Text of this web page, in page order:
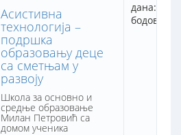
Асистивна
технологија –
подршка
образовању деце
са сметњам у
развоју
Школа за основно и
средње образовање
Милан Петровић са
домом ученика
дана: 1
бодова: 8